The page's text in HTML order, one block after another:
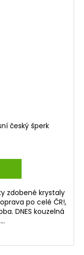
český šperk
zdobené krystaly
po celé ČR!,
DNES kouzelná